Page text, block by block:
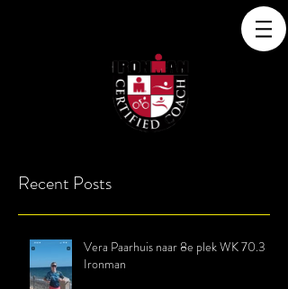
Recent Posts
Vera Paarhuis naar 8e plek WK 70.3
Ironman